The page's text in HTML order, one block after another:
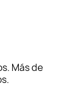
Más de